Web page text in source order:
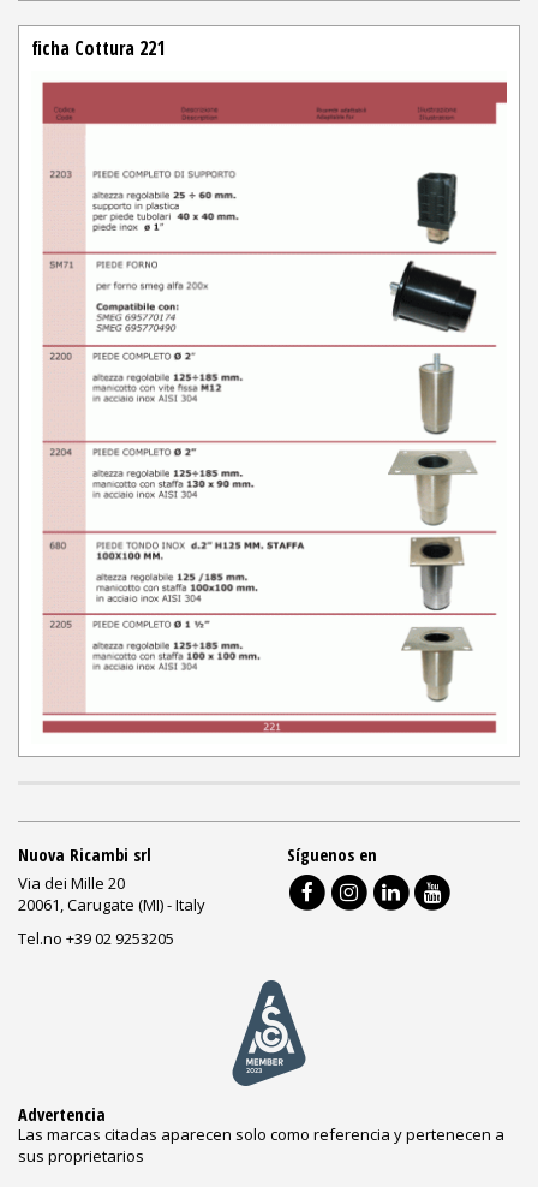
ficha Cottura 221
Nuova Ricambi srl
Via dei Mille 20
20061, Carugate (MI) - Italy
Tel.no +39 02 9253205
Síguenos en
Advertencia
Las marcas citadas aparecen solo como referencia y pertenecen a
sus proprietarios